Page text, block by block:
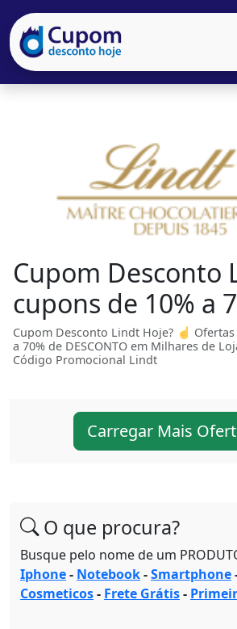
Cupom Desconto
cupons de 10% a
Cupom Desconto Lindt Hoje? ☝ Ofertas
a 70% de DESCONTO em Milhares de
Código Promocional Lindt
Carregar Mais
O que procura?
Busque pelo nome de um
Iphone- Notebook-Smartphone
Cosmeticos- Frete Grátis-